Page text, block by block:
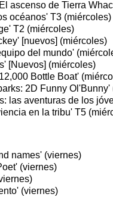
ascenso de Tierra
océanos' T3 (miércoles)
T2 (miércoles)
[nuevos] (miércoles)
del mundo'
[Nuevos] (miércoles)
Bottle Boat'
2D Funny Ol'Bunny'
las aventuras de los
en la tribu' T5
names' (viernes)
(viernes)
(viernes)